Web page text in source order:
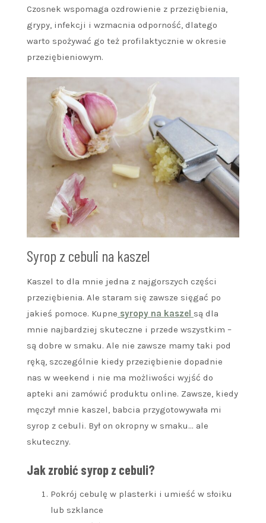
Czosnek wspomaga ozdrowienie z przeziębienia,
grypy, infekcji i wzmacnia odporność, dlatego
warto spożywać go też profilaktycznie w okresie
przeziębieniowym.
Syrop z cebuli na kaszel
Kaszel to dla mnie jedna z najgorszych części
przeziębienia. Ale staram się zawsze sięgać po
jakieś pomoce. Kupne syropy na kaszel są dla
mnie najbardziej skuteczne i przede wszystkim –
są dobre w smaku. Ale nie zawsze mamy taki pod
ręką, szczególnie kiedy przeziębienie dopadnie
nas w weekend i nie ma możliwości wyjść do
apteki ani zamówić produktu online. Zawsze, kiedy
męczył mnie kaszel, babcia przygotowywała mi
syrop z cebuli. Był on okropny w smaku… ale
skuteczny.
Jak zrobić syrop z cebuli?
Pokrój cebulę w plasterki i umieść w słoiku
lub szklance